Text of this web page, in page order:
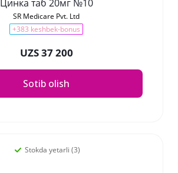
Цинка таб 20мг №10
SR Medicare Pvt. Ltd
+383 keshbek-bonus
UZS 37 200
Sotib olish
Stokda yetarli (3)